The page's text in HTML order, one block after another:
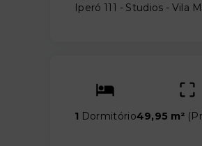
Iperó 111 - Studios - Vila
1 Dormitório49,95 m² (